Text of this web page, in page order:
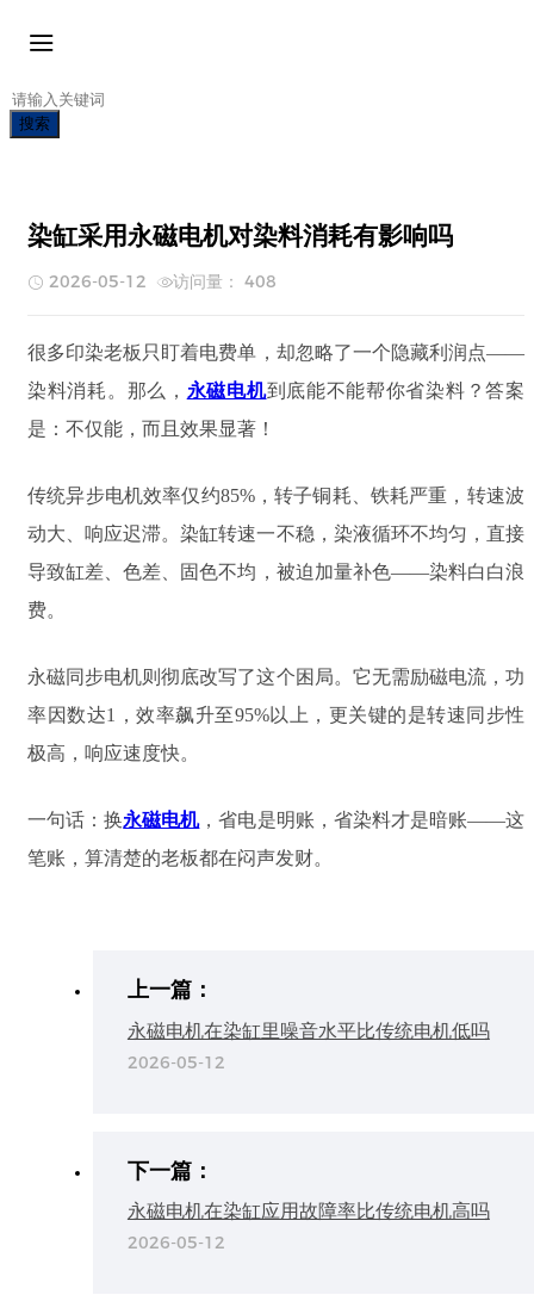
搜索
染缸采用永磁电机对染料消耗有影响吗
2026-05-12 访问量： 408
很多印染老板只盯着电费单，却忽略了一个隐藏利润点——
染料消耗 。那么， 永磁电机到底能不能帮你省染料？答案
是： 不仅能，而且效果显著！
传统异步电机效率仅约85%，转子铜耗、铁耗严重，转速波
动大、响应迟滞。染缸转速一不稳，染液循环不均匀，直接
导致缸差、色差、固色不均 ，被迫加量补色——染料白白浪
费。
永磁同步电机则彻底改写了这个困局。它无需励磁电流，功
率因数达1，效率飙升至95%以上，更关键的是转速同步性
极高，响应速度快。
一句话：换永磁电机，省电是明账，省染料才是暗账——这
笔账，算清楚的老板都在闷声发财。
上一篇：
永磁电机在染缸里噪音水平比传统电机低吗
2026-05-12
下一篇：
永磁电机在染缸应用故障率比传统电机高吗
2026-05-12